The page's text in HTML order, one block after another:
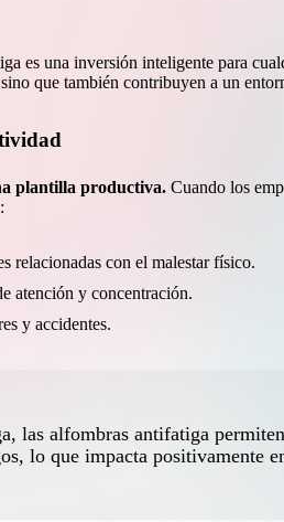
es una inversión inteligente para
que también contribuyen a un
plantilla productiva.Cuando los
relacionadas con el malestar físico.
atención y concentración.
y accidentes.
las alfombras antifatiga
lo que impacta positivamente